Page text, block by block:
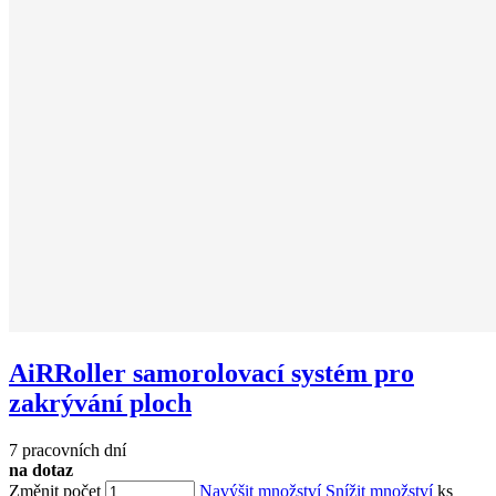
AiRRoller samorolovací systém pro
zakrývání ploch
7 pracovních dní
na dotaz
Změnit počet
Navýšit množství Snížit množstvíks